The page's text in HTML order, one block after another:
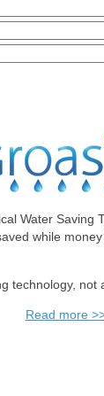
Water Saving
while money
technology, not
Read more